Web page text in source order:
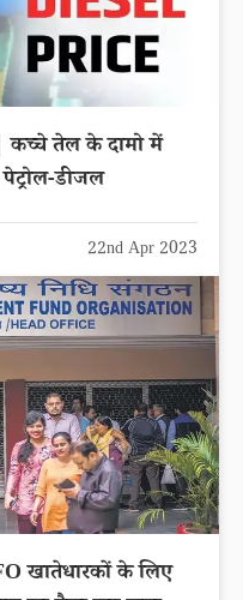
कच्चे तेल के दामो में
डीजल
22nd Apr 2023
खातेधारकों के लिए